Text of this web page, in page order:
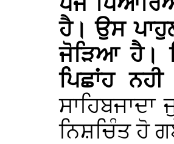
ਹੈ। ਉਸ
ਜੋੜਿਆ ਹੈ।
ਪਿਛਾਂਹ ਨਹੀ
ਨਿਸ਼ਚਿੰਤ ਹੋ